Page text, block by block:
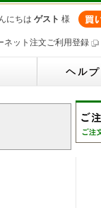
にちは ゲスト 様
ネット注文ご利用登録